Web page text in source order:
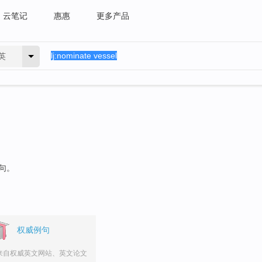
云笔记 惠惠 更多产品
。
权威例句
自权威英文网站、英文论文